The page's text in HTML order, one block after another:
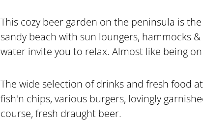
This cozy beer garden on the peninsula is
sandy beach with sun loungers, hammocks
water invite you to relax. Almost like being
The wide selection of drinks and fresh food
fish'n chips, various burgers, lovingly
course, fresh draught beer.